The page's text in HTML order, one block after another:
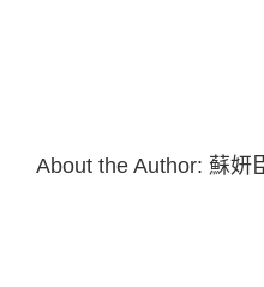
About the Author: 蘇妍